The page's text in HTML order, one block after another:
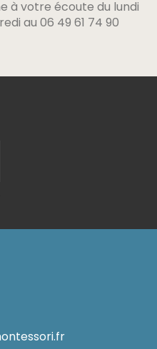
à votre écoute du lundi
au 06 49 61 74 90